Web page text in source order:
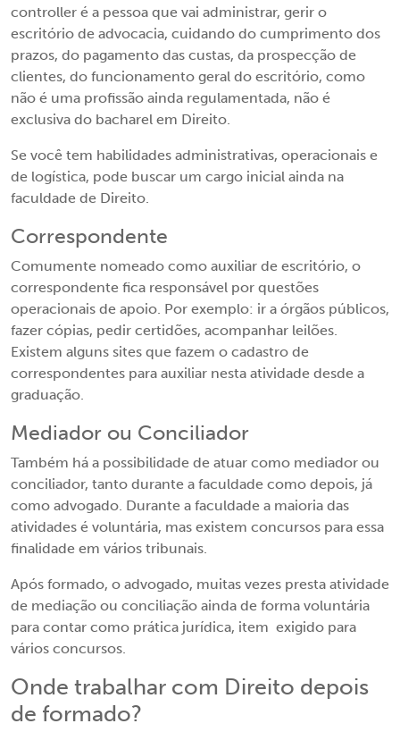
controller é a pessoa que vai administrar, gerir o
escritório de advocacia, cuidando do cumprimento dos
prazos, do pagamento das custas, da prospecção de
clientes, do funcionamento geral do escritório, como
não é uma profissão ainda regulamentada, não é
exclusiva do bacharel em Direito.
Se você tem habilidades administrativas, operacionais e
de logística, pode buscar um cargo inicial ainda na
faculdade de Direito.
Correspondente
Comumente nomeado como auxiliar de escritório, o
correspondente fica responsável por questões
operacionais de apoio. Por exemplo: ir a órgãos públicos,
fazer cópias, pedir certidões, acompanhar leilões.
Existem alguns sites que fazem o cadastro de
correspondentes para auxiliar nesta atividade desde a
graduação.
Mediador ou Conciliador
Também há a possibilidade de atuar como mediador ou
conciliador, tanto durante a faculdade como depois, já
como advogado. Durante a faculdade a maioria das
atividades é voluntária, mas existem concursos para essa
finalidade em vários tribunais.
Após formado, o advogado, muitas vezes presta atividade
de mediação ou conciliação ainda de forma voluntária
para contar como prática jurídica, item exigido para
vários concursos.
Onde trabalhar com Direito depois
de formado?